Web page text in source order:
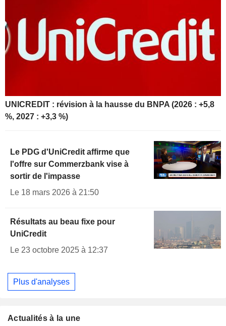
UNICREDIT : révision à la hausse du BNPA (2026 : +5,8
%, 2027 : +3,3 %)
Le PDG d'UniCredit affirme que
l'offre sur Commerzbank vise à
sortir de l'impasse
Le 18 mars 2026 à 21:50
Résultats au beau fixe pour
UniCredit
Le 23 octobre 2025 à 12:37
Plus d'analyses
Actualités à la une